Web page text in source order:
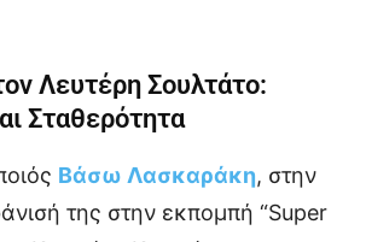
Λευτέρη Σουλτάτο:
Σταθερότητα
Βάσω Λασκαράκη, στην
της στην εκπομπή “Super